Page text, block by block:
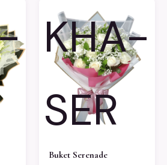
KHA-
SER
Buket Serenade